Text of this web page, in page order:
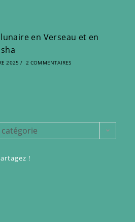
en Verseau et en
2025 / 2 COMMENTAIRES
!